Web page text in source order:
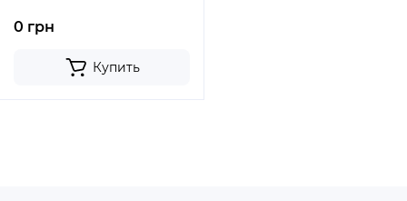
0 грн
Купить